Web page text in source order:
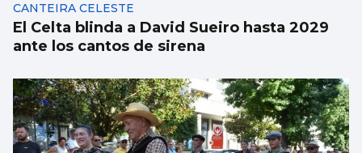
CANTEIRA CELESTE
El Celta blinda a David Sueiro hasta 2029
ante los cantos de sirena